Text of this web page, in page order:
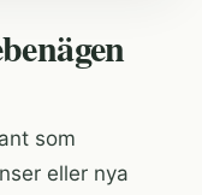
som
eller nya